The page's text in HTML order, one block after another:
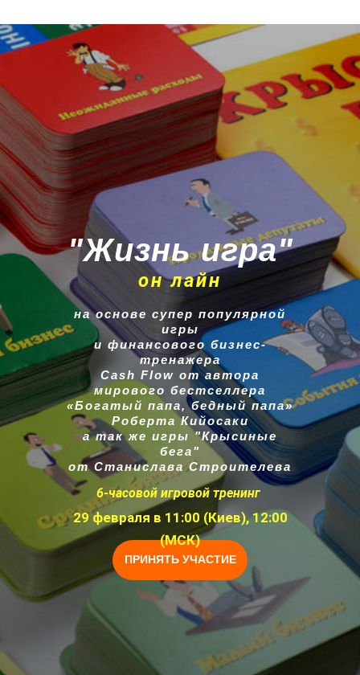
"Жизнь игра"
на основе супер популярной
игры
и финансового бизнес-
тренажера
Cash Flow от автора
мирового бестселлера
«Богатый папа, бедный папа»
Роберта Кийосаки
а так же игры "Крысиные
бега"
от Станислава Строителева
ПРИНЯТЬ УЧАСТИЕ
6-часовой игровой тренинг
29 февраля в 11:00 (Киев), 12:00
(МСК)
он лайн